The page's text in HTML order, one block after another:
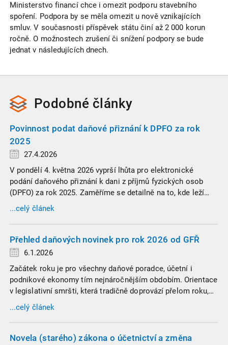
Ministerstvo financí chce i omezit podporu stavebního
spoření. Podpora by se měla omezit u nově vznikajících
smluv. V současnosti příspěvek státu činí až 2 000 korun
ročně. O možnostech zrušení či snížení podpory se bude
jednat v následujících dnech.
Podobné články
Povinnost podat daňové přiznání k DPFO za rok
2025
27.4.2026
V pondělí 4. května 2026 vyprší lhůta pro elektronické
podání daňového přiznání k dani z příjmů fyzických osob
(DPFO) za rok 2025. Zaměříme se detailně na to, kde leží
hranice povinnosti přiznání podat, jaké jsou nejčastější
chytáky v soubězích příjmů a na co si dát v roce 2026
...celý článek
Přehled daňových novinek pro rok 2026 od GFŘ
6.1.2026
Začátek roku je pro všechny daňové poradce, účetní i
podnikové ekonomy tím nejnáročnějším obdobím. Orientace
v legislativní smršti, která tradičně doprovází přelom roku,
vyžaduje nastudovat všechny novely a doprovodné
informace. Generální finanční ředitelství (GFŘ) zveřejnilo
žádného daňového profesionála.
...celý článek
Novela (starého) zákona o účetnictví a změna